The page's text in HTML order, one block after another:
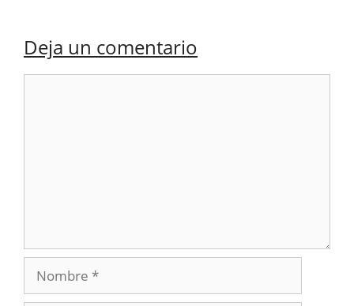
Deja un comentario
Nombre